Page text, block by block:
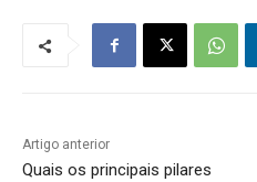
Artigo anterior
Quais os principais pilares